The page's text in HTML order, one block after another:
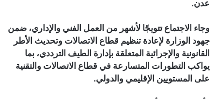
عدن.
وجاء الاجتماع تتويجًا لأشهر من العمل الفني والإداري، ضمن
جهود الوزارة لإعادة تنظيم قطاع الاتصالات وتحديث الأطر
القانونية والإجرائية المتعلقة بإدارة الطيف الترددي، بما
يواكب التطورات المتسارعة في قطاع الاتصالات والتقنية
على المستويين الإقليمي والدولي.